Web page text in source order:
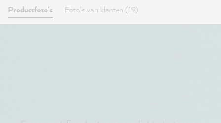
Productfoto's Foto's van klanten (19)